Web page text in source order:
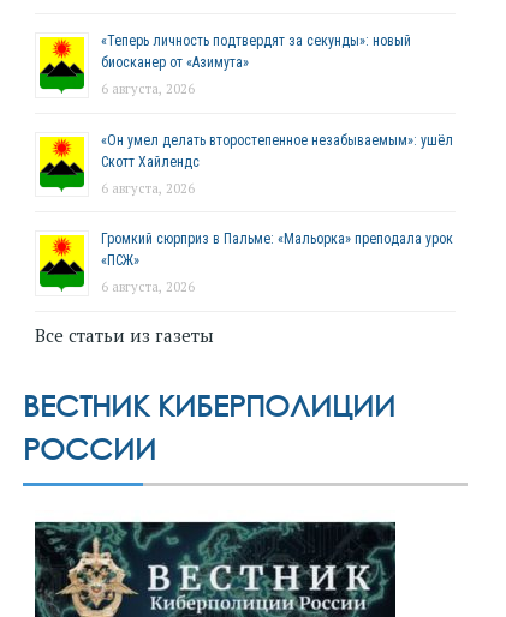
«Теперь личность подтвердят за секунды»: новый
биосканер от «Азимута»
6 августа, 2026
«Он умел делать второстепенное незабываемым»: ушёл
Скотт Хайлендс
6 августа, 2026
Громкий сюрприз в Пальме: «Мальорка» преподала урок
«ПСЖ»
6 августа, 2026
Все статьи из газеты
ВЕСТНИК КИБЕРПОЛИЦИИ
РОССИИ